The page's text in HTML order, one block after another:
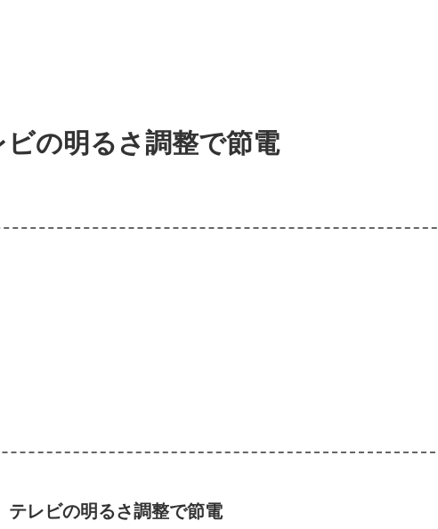
ビの明るさ調整で節電
テレビの明るさ調整で節電